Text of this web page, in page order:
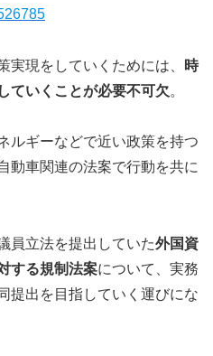
実現をしていくためには、
時
ていくことが必要不可欠。
ルギーなどで近い政策を持つ
動車関連の法案で行動を共に
員立法を提出していた外国資
する規制法案について、実務
提出を目指していく運びにな